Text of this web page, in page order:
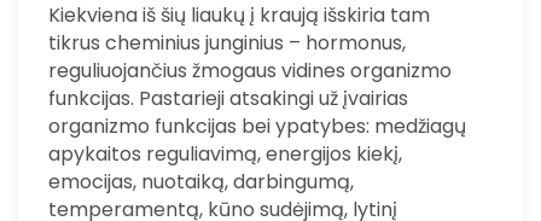
Kiekviena iš šių liaukų į kraują išskiria tam
tikrus cheminius junginius – hormonus,
reguliuojančius žmogaus vidines organizmo
funkcijas. Pastarieji atsakingi už įvairias
organizmo funkcijas bei ypatybes: medžiagų
apykaitos reguliavimą, energijos kiekį,
emocijas, nuotaiką, darbingumą,
temperamentą, kūno sudėjimą, lytinį